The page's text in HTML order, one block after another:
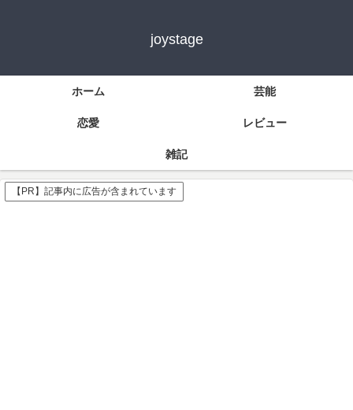
joystage
ホーム 芸能
恋愛 レビュー
雑記
【PR】記事内に広告が含まれています